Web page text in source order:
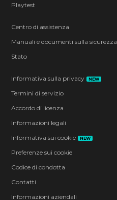
Playtest
Centro di assistenza
Manuali e documenti sulla sicurezza
Stato
Informativa sulla privacy NEW
Termini di servizio
Accordo di licenza
Informazioni legali
Informativa sui cookie
NEW
Preferenze sui cookie
Codice di condotta
Contatti
Informazioni aziendali